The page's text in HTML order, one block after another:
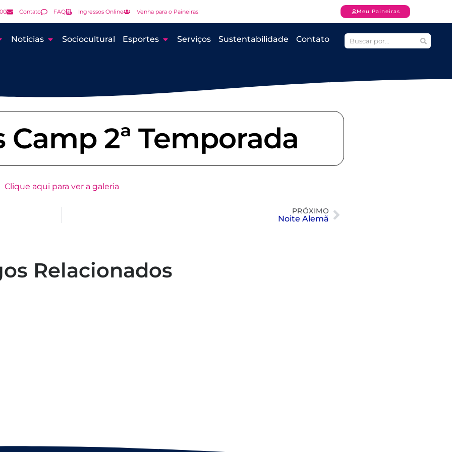
Contato FAQ Ingressos Online Venha para o Paineiras! Meu Paineiras
Notícias Sociocultural Esportes Serviços Sustentabilidade Contato
Camp 2ª Temporada
Clique aqui para ver a galeria
PRÓXIMO
Noite Alemã
Relacionados